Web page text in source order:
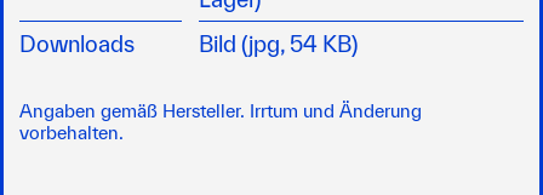
Downloads
Bild (jpg, 54 KB)
Angaben gemäß Hersteller. Irrtum und Änderung
vorbehalten.